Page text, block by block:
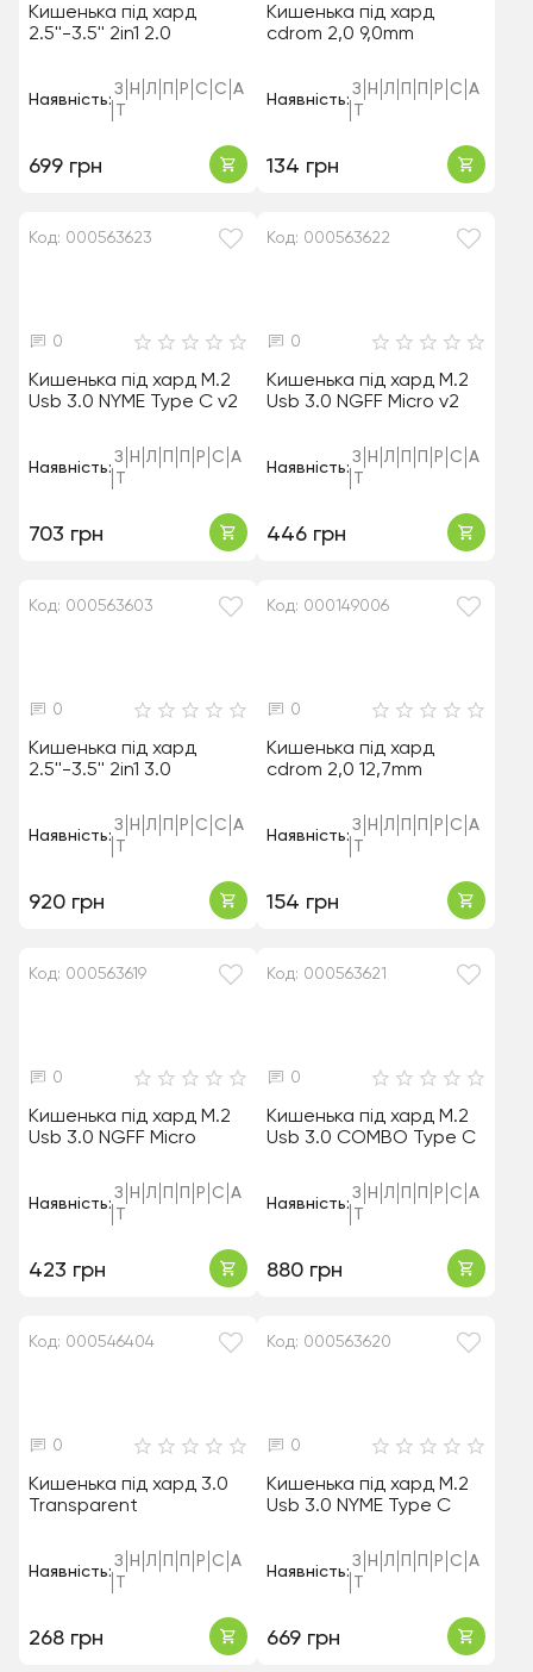
Кишенька під хард
2.5''-3.5'' 2in1 2.0
Наявність:
З Н Л Р С С А
699 грн
Кишенька під хард
cdrom 2,0 9,0mm
Наявність:
З Н Л Р С А
134 грн
Код: 000563623
0
Кишенька під хард M.2
Usb 3.0 NYME Type C v2
Наявність:
З Н Л Р С А
703 грн
Код: 000563622
0
Кишенька під хард M.2
Usb 3.0 NGFF Micro v2
Наявність:
З Н Л Р С А
446 грн
Код: 000563603
0
Кишенька під хард
2.5''-3.5'' 2in1 3.0
Наявність:
З Н Л Р С С А
920 грн
Код: 000149006
0
Кишенька під хард
cdrom 2,0 12,7mm
Наявність:
З Н Л Р С А
154 грн
Код: 000563619
0
Кишенька під хард M.2
Usb 3.0 NGFF Micro
Наявність:
З Н Л Р С А
423 грн
Код: 000563621
0
Кишенька під хард M.2
Usb 3.0 COMBO Type C
Наявність:
З Н Л Р С А
880 грн
Код: 000546404
0
Кишенька під хард 3.0
Transparent
Наявність:
З Н Л Р С А
268 грн
Код: 000563620
0
Кишенька під хард M.2
Usb 3.0 NYME Type C
Наявність:
З Н Л Р С А
669 грн